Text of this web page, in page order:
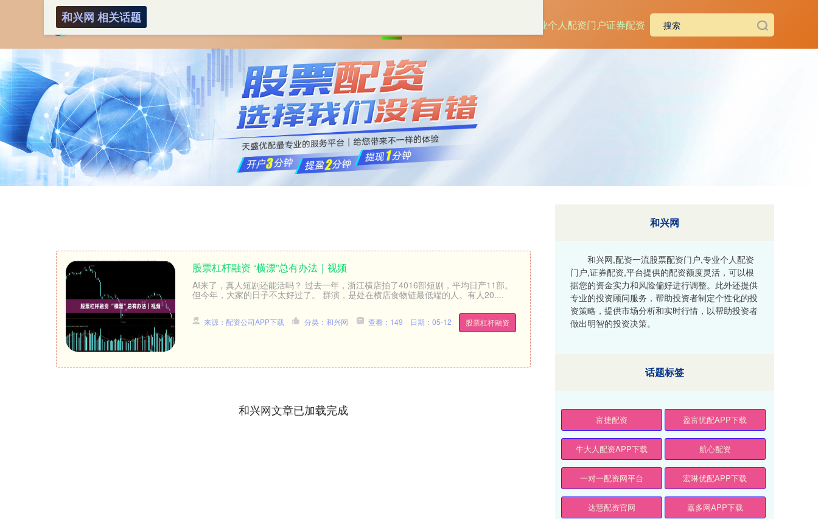
专业个人配资门户证券配资
和兴网 相关话题
股票杠杆融资 “横漂”总有办法｜视频
AI来了，真人短剧还能活吗？ 过去一年，浙江横店拍了4016部短剧，平均日产11部。
但今年，大家的日子不太好过了。 群演，是处在横店食物链最低端的人。有人20....
股票杠杆融资
来源：配资公司APP下载 分类：和兴网 查看：149 日期：05-12
和兴网文章已加载完成
和兴网
和兴网,配资一流股票配资门户,专业个人配资
门户,证券配资,平台提供的配资额度灵活，可以根
据您的资金实力和风险偏好进行调整。此外还提供
专业的投资顾问服务，帮助投资者制定个性化的投
资策略，提供市场分析和实时行情，以帮助投资者
做出明智的投资决策。
话题标签
富捷配资 盈富忧配APP下载
牛大人配资APP下载 航心配资
一对一配资网平台 宏琳优配APP下载
达慧配资官网 嘉多网APP下载